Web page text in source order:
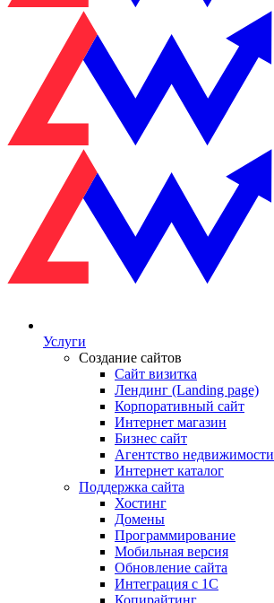
Услуги
Создание сайтов
Сайт визитка
Лендинг (Landing page)
Корпоративный сайт
Интернет магазин
Бизнес сайт
Агентство недвижимости
Интернет каталог
Поддержка сайта
Хостинг
Домены
Программирование
Мобильная версия
Обновление сайта
Интеграция с 1С
Копирайтинг